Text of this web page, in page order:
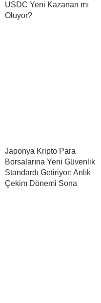
USDC Yeni Kazanan mı
Oluyor?
Japonya Kripto Para
Borsalarına Yeni Güvenlik
Standardı Getiriyor: Anlık
Çekim Dönemi Sona